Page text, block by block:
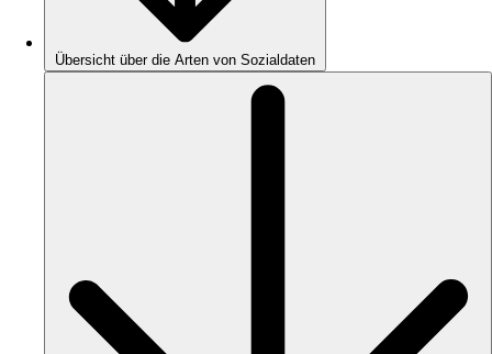
Übersicht über die Arten von Sozialdaten